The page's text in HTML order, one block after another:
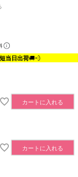
当日出荷🚚💨
カートに入れる
カートに入れる